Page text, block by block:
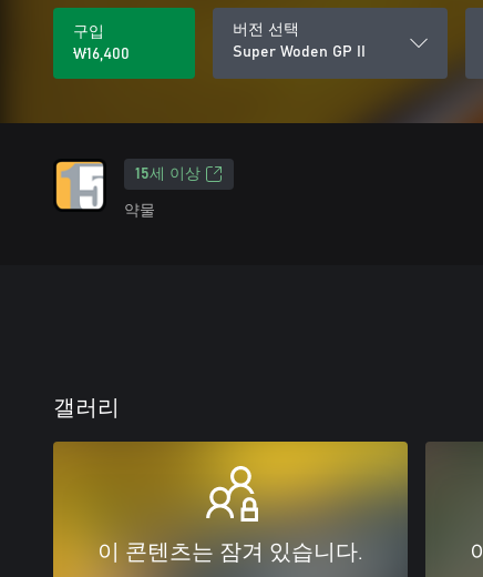
구입
₩16,400
버전 선택
Super Woden GP II
15세 이상
약물
갤러리
이 콘텐츠는 잠겨 있습니다.